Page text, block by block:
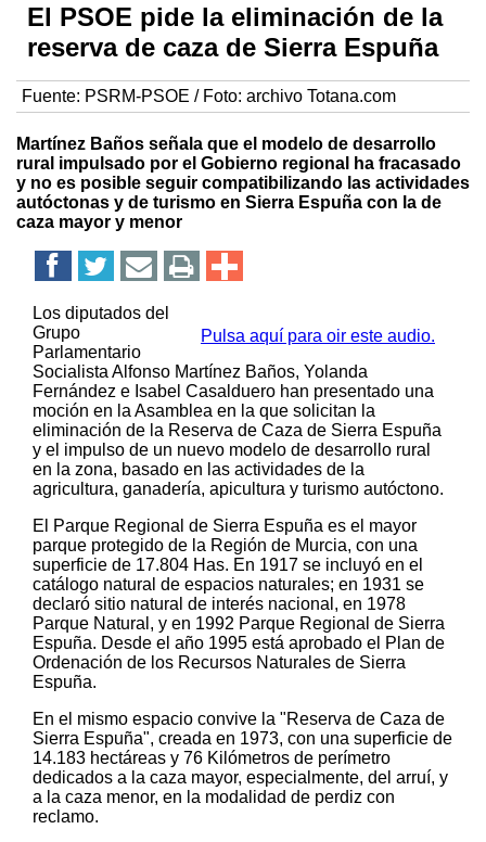
El PSOE pide la eliminación de la
reserva de caza de Sierra Espuña
Fuente: PSRM-PSOE / Foto: archivo Totana.com
Martínez Baños señala que el modelo de desarrollo
rural impulsado por el Gobierno regional ha fracasado
y no es posible seguir compatibilizando las actividades
autóctonas y de turismo en Sierra Espuña con la de
caza mayor y menor
Pulsa aquí para oir este audio.
Los diputados del
Grupo
Parlamentario
Socialista Alfonso Martínez Baños, Yolanda
Fernández e Isabel Casalduero han presentado una
moción en la Asamblea en la que solicitan la
eliminación de la Reserva de Caza de Sierra Espuña
y el impulso de un nuevo modelo de desarrollo rural
en la zona, basado en las actividades de la
agricultura, ganadería, apicultura y turismo autóctono.
El Parque Regional de Sierra Espuña es el mayor
parque protegido de la Región de Murcia, con una
superficie de 17.804 Has. En 1917 se incluyó en el
catálogo natural de espacios naturales; en 1931 se
declaró sitio natural de interés nacional, en 1978
Parque Natural, y en 1992 Parque Regional de Sierra
Espuña. Desde el año 1995 está aprobado el Plan de
Ordenación de los Recursos Naturales de Sierra
Espuña.
En el mismo espacio convive la "Reserva de Caza de
Sierra Espuña", creada en 1973, con una superficie de
14.183 hectáreas y 76 Kilómetros de perímetro
dedicados a la caza mayor, especialmente, del arruí, y
a la caza menor, en la modalidad de perdiz con
reclamo.